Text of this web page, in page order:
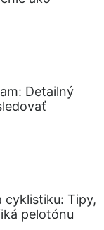
Detailný
cyklistiku: Tipy,
pelotónu